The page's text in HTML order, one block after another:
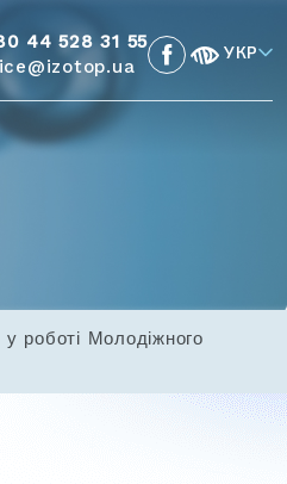
44 528 31 55
УКР
роботі Молодіжного